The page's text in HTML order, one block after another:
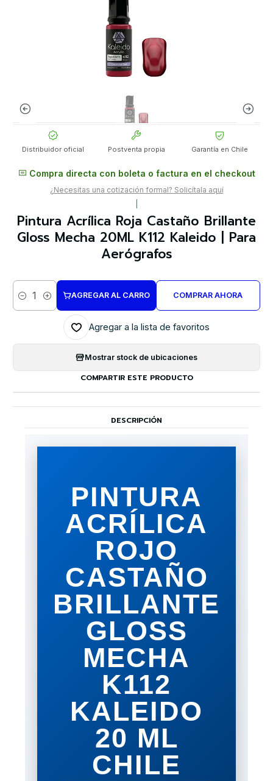
Distribuidor oficial Postventa propia Garantía en Chile
Compra directa con boleta o factura en el checkout
¿Necesitas una cotización formal? Solicítala aquí
Pintura Acrílica Roja Castaño Brillante
Gloss Mecha 20ML K112 Kaleido | Para
Aerógrafos
Cantidad
AGREGAR AL CARRO COMPRAR AHORA
Agregar a la lista de favoritos
Mostrar stock de ubicaciones
COMPARTIR ESTE PRODUCTO
DESCRIPCIÓN
PINTURA
ACRÍLICA
ROJO
CASTAÑO
BRILLANTE
GLOSS
MECHA
K112
KALEIDO
20 ML
CHILE